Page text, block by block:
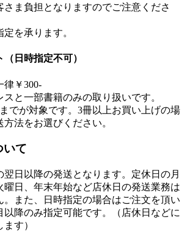
ま負担となりますのでご注意くださ
を承ります。
日時指定不可）
律￥300-
と一部書籍のみの取り扱いです。
でが対象です。3冊以上お買い上げの場
法をお選びください。
いて
翌日以降の発送となります。定休日の月
曜日、年末年始など店休日の発送業務は
。また、日時指定の場合はご注文を頂い
以降のみ指定可能です。（店休日などに
ます）